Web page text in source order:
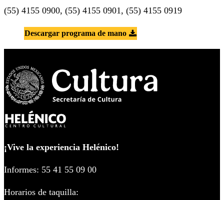
(55) 4155 0900, (55) 4155 0901, (55) 4155 0919
Descargar programa de mano
¡Vive la experiencia Helénico!
Informes: 55 41 55 09 00
Horarios de taquilla: